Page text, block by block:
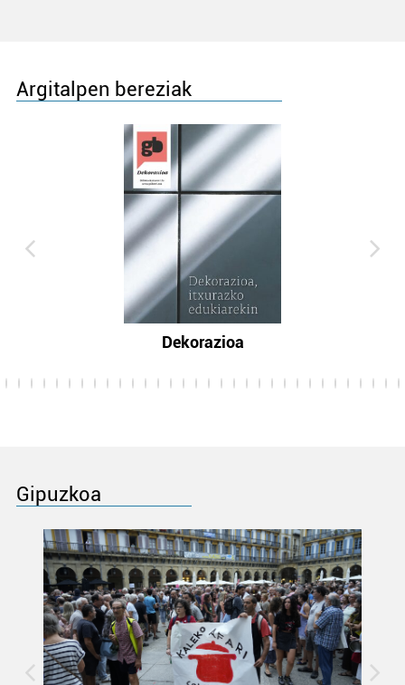
Argitalpen bereziak
Dekorazioa
Gipuzkoa